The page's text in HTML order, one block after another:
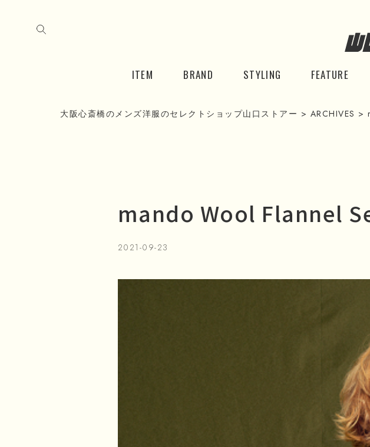
ITEM BRAND STYLING FEATURE
大阪心斎橋のメンズ洋服のセレクトショップ山口ストアー > ARCHIVES >
mando Wool Flannel
2021-09-23